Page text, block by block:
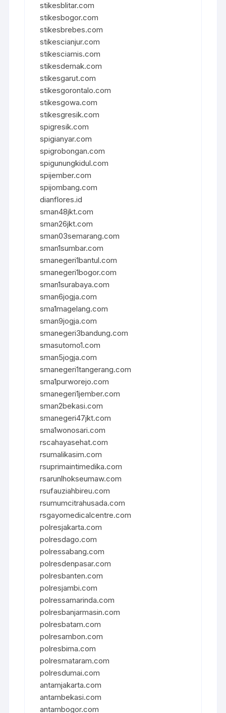
stikesblitar.com
stikesbogor.com
stikesbrebes.com
stikescianjur.com
stikesciamis.com
stikesdemak.com
stikesgarut.com
stikesgorontalo.com
stikesgowa.com
stikesgresik.com
spigresik.com
spigianyar.com
spigrobongan.com
spigunungkidul.com
spijember.com
spijombang.com
dianflores.id
sman48jkt.com
sman26jkt.com
sman03semarang.com
sman1sumbar.com
smanegeri1bantul.com
smanegeri1bogor.com
sman1surabaya.com
sman6jogja.com
sma1magelang.com
sman9jogja.com
smanegeri3bandung.com
smasutomo1.com
sman5jogja.com
smanegeri1tangerang.com
sma1purworejo.com
smanegeri1jember.com
sman2bekasi.com
smanegeri47jkt.com
sma1wonosari.com
rscahayasehat.com
rsumalikasim.com
rsuprimaintimedika.com
rsarunlhokseumaw.com
rsufauziahbireu.com
rsumumcitrahusada.com
rsgayomedicalcentre.com
polresjakarta.com
polresdago.com
polressabang.com
polresdenpasar.com
polresbanten.com
polresjambi.com
polressamarinda.com
polresbanjarmasin.com
polresbatam.com
polresambon.com
polresbima.com
polresmataram.com
polresdumai.com
antamjakarta.com
antambekasi.com
antambogor.com